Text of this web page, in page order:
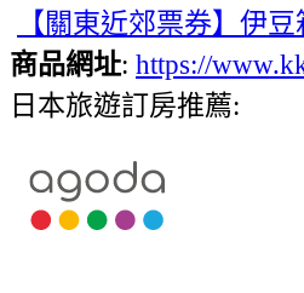
【關東近郊票券】伊
商品網址: https://
日本旅遊訂房推薦: